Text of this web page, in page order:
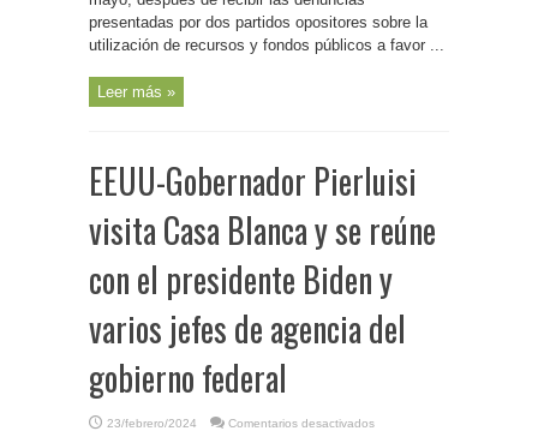
presentadas por dos partidos opositores sobre la
utilización de recursos y fondos públicos a favor ...
Leer más »
EEUU-Gobernador Pierluisi
visita Casa Blanca y se reúne
con el presidente Biden y
varios jefes de agencia del
gobierno federal
23/febrero/2024 Comentarios desactivados